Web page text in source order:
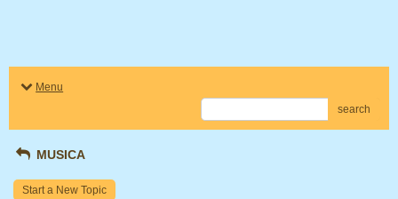
Menu
search
MUSICA
Start a New Topic